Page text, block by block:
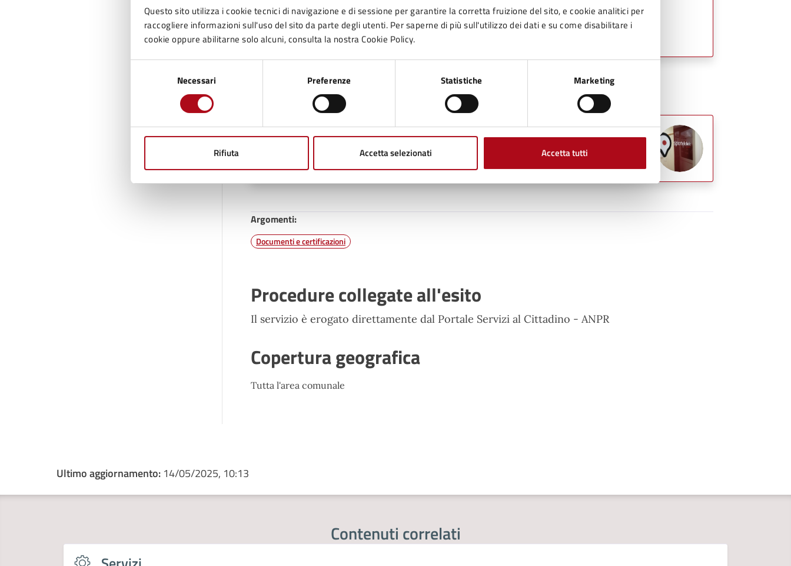
Questo sito utilizza i cookie tecnici di navigazione e di sessione per garantire la corretta fruizione del sito, e cookie analitici per
raccogliere informazioni sull'uso del sito da parte degli utenti. Per saperne di più sull'utilizzo dei dati e su come disabilitare i
cookie oppure abilitarne solo alcuni, consulta la nostra Cookie Policy.
Necessari Preferenze Statistiche Marketing
Rifiuta Accetta selezionati Accetta tutti
Telefono:0547699703
E-mail:facile@comune.mercatosaraceno.fc.it
Unità organizzativa responsabile
Sportello Facile Territoriale
Piazza Mazzini, 50, 47025
Argomenti:
Documenti e certificazioni
Procedure collegate all'esito
Il servizio è erogato direttamente dal Portale Servizi al Cittadino - ANPR
Copertura geografica
Tutta l'area comunale
Ultimo aggiornamento: 14/05/2025, 10:13
Contenuti correlati